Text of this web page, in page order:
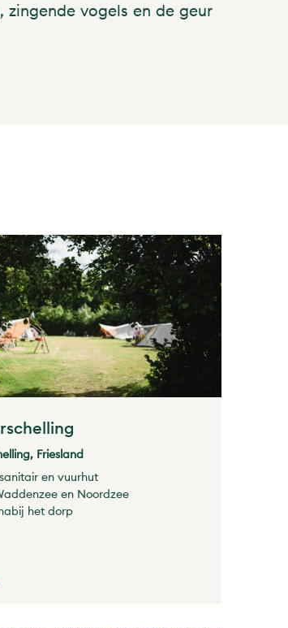
vogels en de geur
Friesland
en vuurhut
en Noordzee
het dorp